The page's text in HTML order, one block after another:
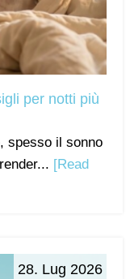
per notti più
spesso il sonno
[Read
28. Lug 2026